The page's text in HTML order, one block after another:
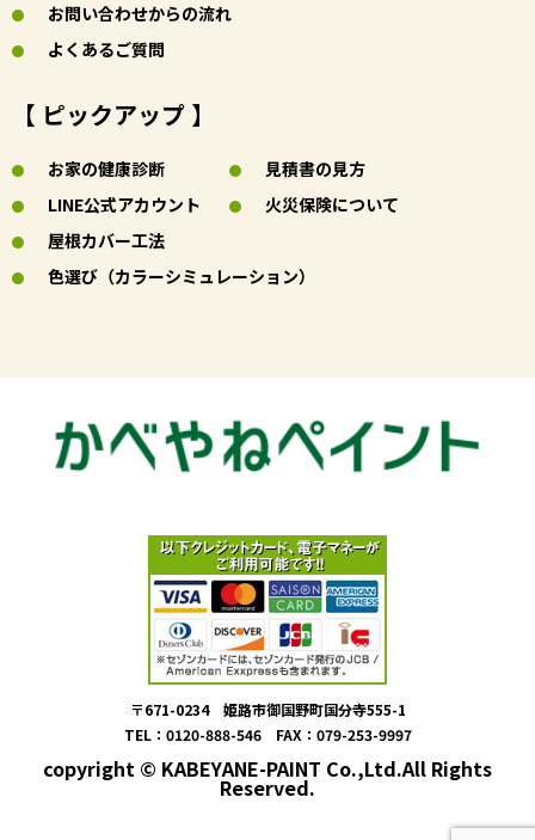
お問い合わせからの流れ
よくあるご質問
【 ピックアップ 】
お家の健康診断
LINE公式アカウント
屋根カバー工法
見積書の見方
火災保険について
色選び（カラーシミュレーション）
〒671-0234 姫路市御国野町国分寺555-1
TEL：0120-888-546 FAX：079-253-9997
copyright © KABEYANE-PAINT Co.,Ltd.All Rights
Reserved.